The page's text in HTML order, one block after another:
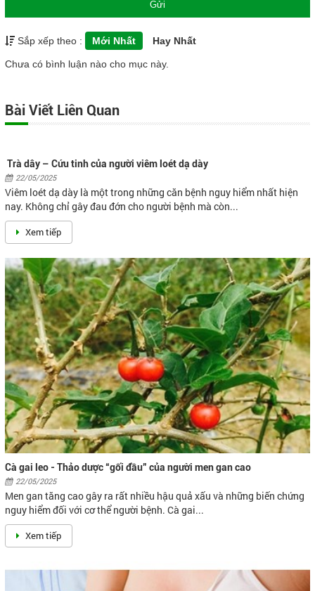
Gửi
Sắp xếp theo : Mới Nhất Hay Nhất
Chưa có bình luận nào cho mục này.
Bài Viết Liên Quan
Trà dây – Cứu tinh của người viêm loét dạ dày
22/05/2025
Viêm loét dạ dày là một trong những căn bệnh nguy hiểm nhất hiện
nay. Không chỉ gây đau đớn cho người bệnh mà còn...
Xem tiếp